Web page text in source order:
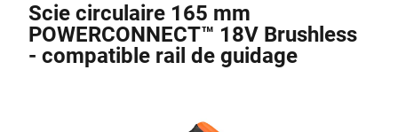
Scie circulaire 165 mm
POWERCONNECT™ 18V Brushless
- compatible rail de guidage